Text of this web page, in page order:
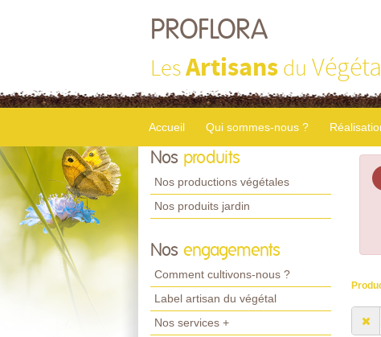
PROFLORA
LesArtisans du
Accueil Qui sommes-nous ?
Nos produits
Nos productions végétales
Nos produits jardin
Nos engagements
Comment cultivons-nous ?
Label artisan du végétal
Nos services +